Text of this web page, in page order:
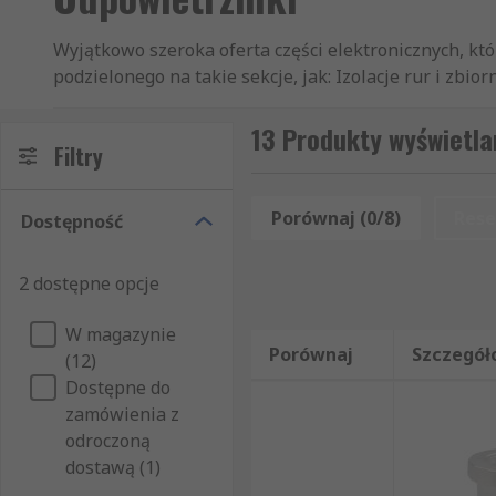
Wyjątkowo szeroka oferta części elektronicznych,
podzielonego na takie sekcje, jak: Izolacje rur i
inżynierom na całym świecie, gwarantując nie
ekspresową przesyłkę tych produktów z kategorii
dokładne dane techniczne na temat wszystkich
spełnia Państwa oczekiwania. Oferta RS w
niż tylko różnego rodzaju artykuły elektryczne i
pełną ofertą towarów z grupy Artykuły
Trudno Państwu dokonać wyboru między
Odpowietrzniki do artykułów konkretnych marek,
przejrzeć naszą ofertę, w skład której wchodzą
Filtry
Dostępność
2 dostępne opcje
W magazynie
(12)
Dostępne do
zamówienia z
odroczoną
dostawą (1)
13 Produkty
Porównaj (0/8)
Porównaj